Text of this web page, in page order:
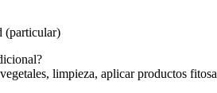
(particular)
limpieza, aplicar productos